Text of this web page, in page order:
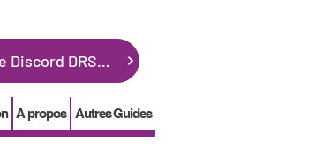
Rejoignez le Discord DRSGME
A propos Autres Guides